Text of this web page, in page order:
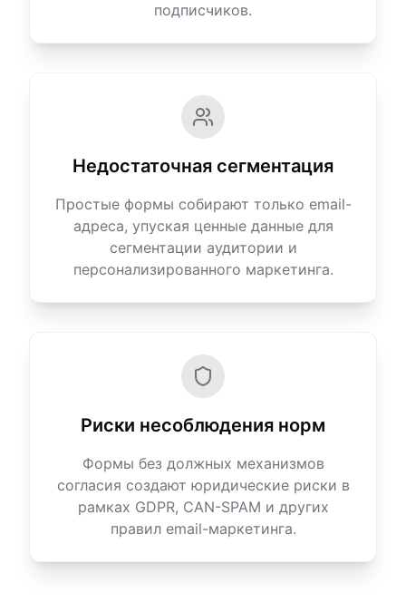
подписчиков.
Недостаточная сегментация
Простые формы собирают только email-
адреса, упуская ценные данные для
сегментации аудитории и
персонализированного маркетинга.
Риски несоблюдения норм
Формы без должных механизмов
согласия создают юридические риски в
рамках GDPR, CAN-SPAM и других
правил email-маркетинга.